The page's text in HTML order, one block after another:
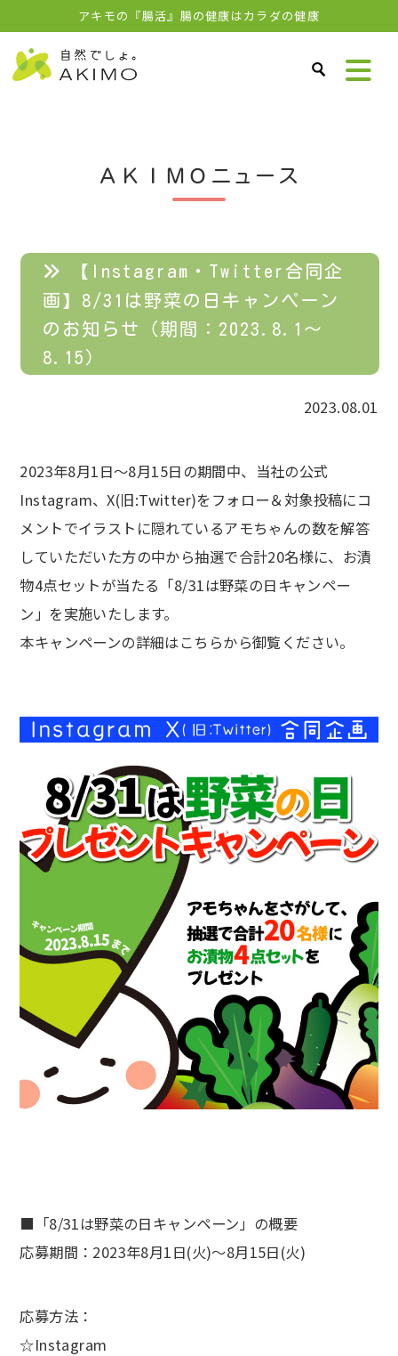
アキモの『腸活』腸の健康はカラダの健康
ＡＫＩＭＯニュース
【Instagram・Twitter合同企
画】8/31は野菜の日キャンペーン
のお知らせ（期間：2023.8.1～
8.15）
2023.08.01
2023年8月1日～8月15日の期間中、当社の公式
Instagram、X(旧:Twitter)をフォロー＆対象投稿にコ
メントでイラストに隠れているアモちゃんの数を解答
していただいた方の中から抽選で合計20名様に、お漬
物4点セットが当たる「8/31は野菜の日キャンペー
ン」を実施いたします。
本キャンペーンの詳細はこちらから御覧ください。
■「8/31は野菜の日キャンペーン」の概要
応募期間：2023年8月1日(火)～8月15日(火)
応募方法：
☆Instagram